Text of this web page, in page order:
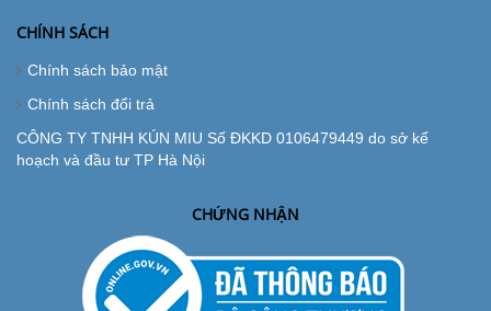
CHÍNH SÁCH
Chính sách bảo mật
Chính sách đổi trả
CÔNG TY TNHH KÚN MIU Số ĐKKD 0106479449 do sở kế
hoạch và đầu tư TP Hà Nội
CHỨNG NHẬN